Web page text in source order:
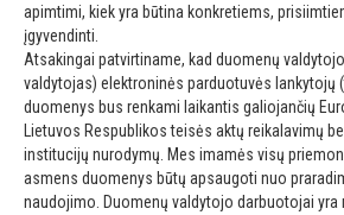
apimtimi, kiek yra būtina konkretiems,
įgyvendinti.
Atsakingai patvirtiname, kad duomenų
valdytojas) elektroninės parduotuvės lankytojų
duomenys bus renkami laikantis galiojančių
Lietuvos Respublikos teisės aktų reikalavimų
institucijų nurodymų. Mes imamės visų
asmens duomenys būtų apsaugoti nuo
naudojimo. Duomenų valdytojo darbuotojai yra